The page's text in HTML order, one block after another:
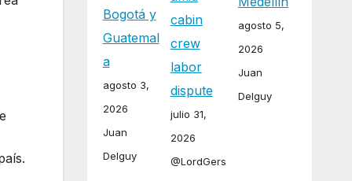
Bogotá y
Guatemal
a
agosto 3,
2026
Juan
Delguy
cabin
crew
labor
dispute
julio 31,
2026
@LordGers
agosto 5,
2026
Juan
Delguy